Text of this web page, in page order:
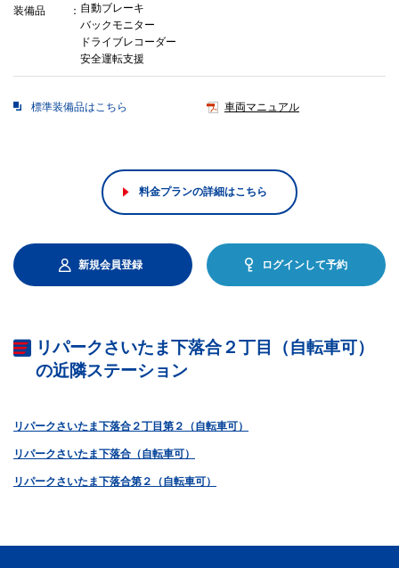
装備品
自動ブレーキ
バックモニター
ドライブレコーダー
安全運転支援
標準装備品はこちら 車両マニュアル
料金プランの詳細はこちら
新規会員登録 ログインして予約
リパークさいたま下落合２丁目（自転車可）
の近隣ステーション
リパークさいたま下落合２丁目第２（自転車可）
リパークさいたま下落合（自転車可）
リパークさいたま下落合第２（自転車可）